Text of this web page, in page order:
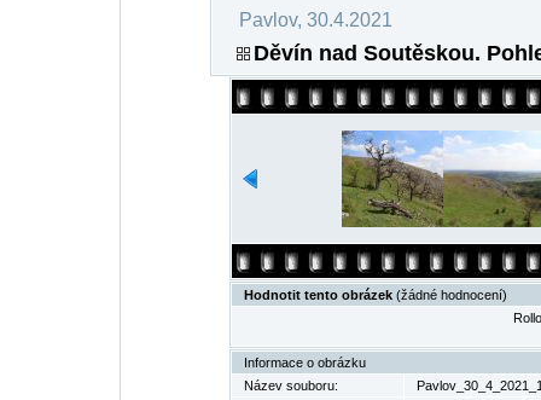
Pavlov, 30.4.2021
Děvín nad Soutěskou.
Hodnotit tento obrázek (žádné hodnocení)
Informace o obrázku
Název souboru: